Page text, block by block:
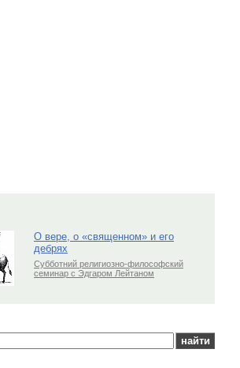
О вере, о «священном» и его
дебрях
Субботний религиозно-философский
семинар с Эдгаром Лейтаном